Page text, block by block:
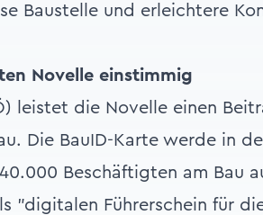
Baustelle und erleichtere
Novelle einstimmig
leistet die Novelle einen
Die BauID-Karte werde in
Beschäftigten am Bau
"digitalen Führerschein für